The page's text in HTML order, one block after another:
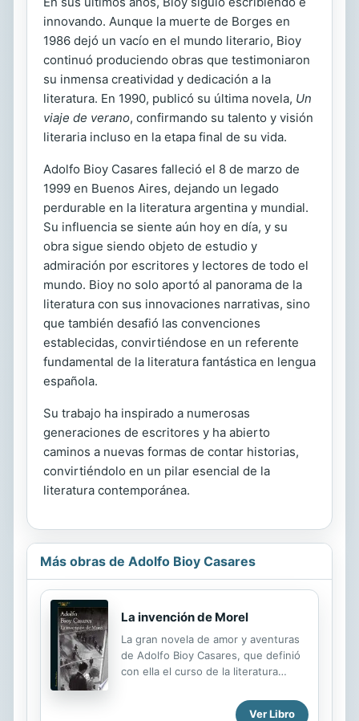
innovando. Aunque la muerte de Borges en
1986 dejó un vacío en el mundo literario, Bioy
continuó produciendo obras que testimoniaron
su inmensa creatividad y dedicación a la
literatura. En 1990, publicó su última novela, Un
viaje de verano, confirmando su talento y visión
literaria incluso en la etapa final de su vida.
Adolfo Bioy Casares falleció el 8 de marzo de
1999 en Buenos Aires, dejando un legado
perdurable en la literatura argentina y mundial.
Su influencia se siente aún hoy en día, y su
obra sigue siendo objeto de estudio y
admiración por escritores y lectores de todo el
mundo. Bioy no solo aportó al panorama de la
literatura con sus innovaciones narrativas, sino
que también desafió las convenciones
establecidas, convirtiéndose en un referente
fundamental de la literatura fantástica en lengua
española.
Su trabajo ha inspirado a numerosas
generaciones de escritores y ha abierto
caminos a nuevas formas de contar historias,
convirtiéndolo en un pilar esencial de la
literatura contemporánea.
Más obras de Adolfo Bioy Casares
La invención de Morel
La gran novela de amor y aventuras
de Adolfo Bioy Casares, que definió
con ella el curso de la literatura
fantástica, La invención de Morel
Ver Libro